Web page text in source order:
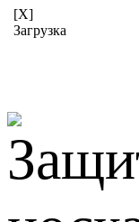
[X]
Загрузка